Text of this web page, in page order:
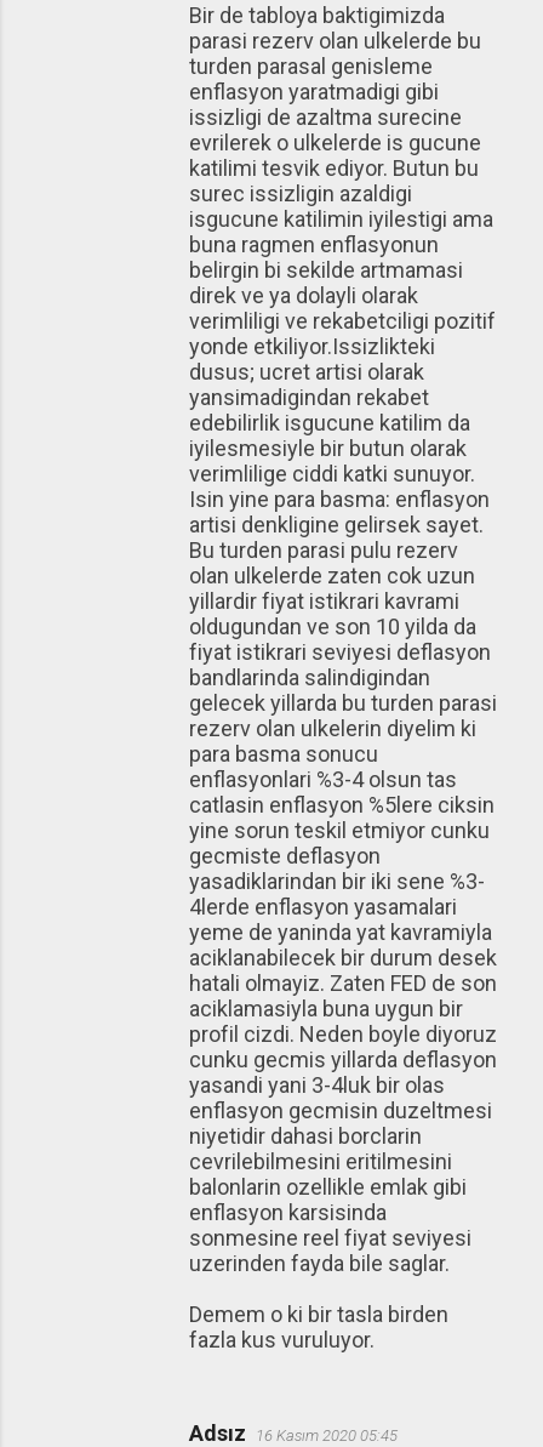
Bir de tabloya baktigimizda
parasi rezerv olan ulkelerde bu
turden parasal genisleme
enflasyon yaratmadigi gibi
issizligi de azaltma surecine
evrilerek o ulkelerde is gucune
katilimi tesvik ediyor. Butun bu
surec issizligin azaldigi
isgucune katilimin iyilestigi ama
buna ragmen enflasyonun
belirgin bi sekilde artmamasi
direk ve ya dolayli olarak
verimliligi ve rekabetciligi pozitif
yonde etkiliyor.Issizlikteki
dusus; ucret artisi olarak
yansimadigindan rekabet
edebilirlik isgucune katilim da
iyilesmesiyle bir butun olarak
verimlilige ciddi katki sunuyor.
Isin yine para basma: enflasyon
artisi denkligine gelirsek sayet.
Bu turden parasi pulu rezerv
olan ulkelerde zaten cok uzun
yillardir fiyat istikrari kavrami
oldugundan ve son 10 yilda da
fiyat istikrari seviyesi deflasyon
bandlarinda salindigindan
gelecek yillarda bu turden parasi
rezerv olan ulkelerin diyelim ki
para basma sonucu
enflasyonlari %3-4 olsun tas
catlasin enflasyon %5lere ciksin
yine sorun teskil etmiyor cunku
gecmiste deflasyon
yasadiklarindan bir iki sene %3-
4lerde enflasyon yasamalari
yeme de yaninda yat kavramiyla
aciklanabilecek bir durum desek
hatali olmayiz. Zaten FED de son
aciklamasiyla buna uygun bir
profil cizdi. Neden boyle diyoruz
cunku gecmis yillarda deflasyon
yasandi yani 3-4luk bir olas
enflasyon gecmisin duzeltmesi
niyetidir dahasi borclarin
cevrilebilmesini eritilmesini
balonlarin ozellikle emlak gibi
enflasyon karsisinda
sonmesine reel fiyat seviyesi
uzerinden fayda bile saglar.
Demem o ki bir tasla birden
fazla kus vuruluyor.
Adsız 16 Kasım 2020 05:45